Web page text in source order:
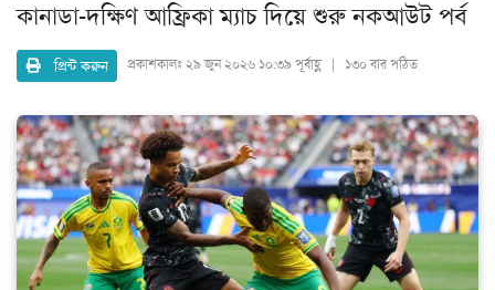
কানাডা-দক্ষিণ আফ্রিকা ম্যাচ দিয়ে শুরু নকআউট পর্ব
প্রিন্ট করুন প্রকাশকালঃ ২৯ জুন ২০২৬ ১০:৩৯ পূর্বাহ্ণ | ১৩০ বার পঠিত